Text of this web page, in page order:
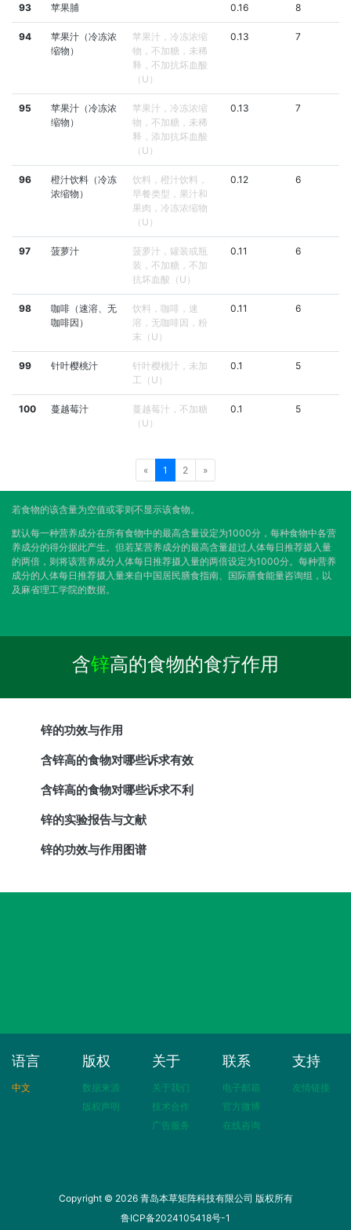
93 苹果脯 0.16 8
94
苹果汁（冷冻浓
缩物）
苹果汁，冷冻浓缩
物，不加糖，未稀
释，不加抗坏血酸
（U）
0.13 7
95
苹果汁（冷冻浓
缩物）
苹果汁，冷冻浓缩
物，不加糖，未稀
释，添加抗坏血酸
（U）
0.13 7
96
橙汁饮料（冷冻
浓缩物）
饮料，橙汁饮料，
早餐类型，果汁和
果肉，冷冻浓缩物
（U）
0.12 6
97 菠萝汁
菠萝汁，罐装或瓶
装，不加糖，不加
抗坏血酸（U）
0.11 6
98
咖啡（速溶、无
咖啡因）
饮料，咖啡，速
溶，无咖啡因，粉
末（U）
0.11 6
99 针叶樱桃汁
针叶樱桃汁，未加
工（U）
0.1 5
100 蔓越莓汁
蔓越莓汁，不加糖
（U）
0.1 5
« 1 2 »
若食物的该含量为空值或零则不显示该食物。
默认每一种营养成分在所有食物中的最高含量设定为1000分，每种食物中各营
养成分的得分据此产生。但若某营养成分的最高含量超过人体每日推荐摄入量
的两倍，则将该营养成分人体每日推荐摄入量的两倍设定为1000分。每种营养
成分的人体每日推荐摄入量来自中国居民膳食指南、国际膳食能量咨询组，以
及麻省理工学院的数据。
含锌高的食物的食疗作用
锌的功效与作用
含锌高的食物对哪些诉求有效
含锌高的食物对哪些诉求不利
锌的实验报告与文献
锌的功效与作用图谱
语言
中文
版权
数据来源
版权声明
关于
关于我们
技术合作
广告服务
联系
电子邮箱
官方微博
在线咨询
支持
友情链接
Copyright © 2026 青岛本草矩阵科技有限公司 版权所有
鲁ICP备2024105418号-1